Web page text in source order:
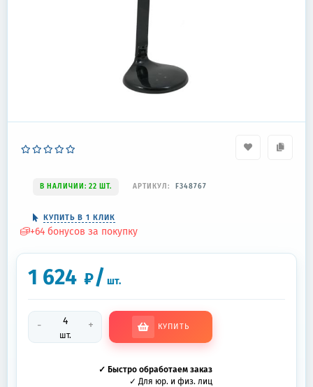
В НАЛИЧИИ: 22 ШТ. АРТИКУЛ: F348767
КУПИТЬ В 1 КЛИК
+64 бонусов за покупку
1 624 ₽/ шт.
-
шт.
+ КУПИТЬ
✓ Быстро обработаем заказ
✓ Для юр. и физ. лиц